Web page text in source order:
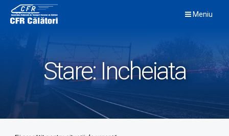
content
Meniu
Stare:Incheiata